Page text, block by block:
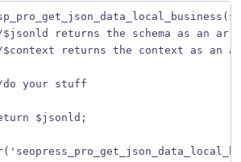
$jsonld returns the schema as an
$context returns the context as an
do your stuff
$jsonld;